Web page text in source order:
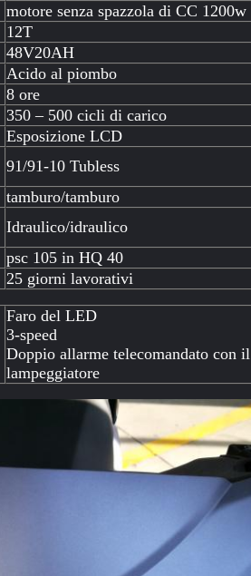
motore senza spazzola di CC 1200w
12T
48V20AH
Acido al piombo
8 ore
350 – 500 cicli di carico
Esposizione LCD
91/91-10 Tubless
tamburo/tamburo
Idraulico/idraulico
psc 105 in HQ 40
25 giorni lavorativi
Faro del LED
3-speed
Doppio allarme telecomandato con il
lampeggiatore